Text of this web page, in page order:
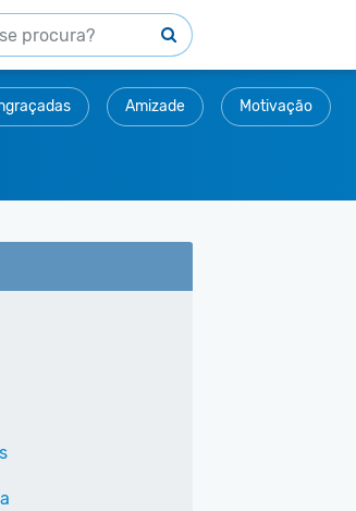
Amizade Motivação